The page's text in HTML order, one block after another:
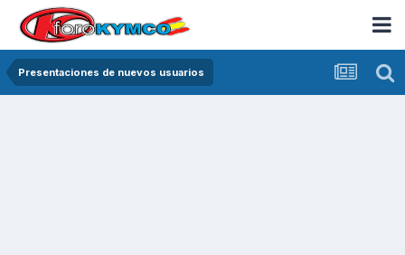
Presentaciones de nuevos usuarios